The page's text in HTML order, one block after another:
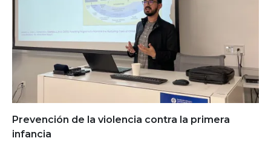
Prevención de la violencia contra la primera
infancia